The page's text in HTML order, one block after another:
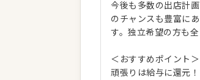
今後も多数の出店計
のチャンスも豊富に
す。独立希望の方も
＜おすすめポイント＞
頑張りは給与に還元